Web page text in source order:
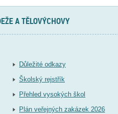
A TĚLOVÝCHOVY
Důležité odkazy
Školský rejstřík
Přehled vysokých škol
Plán veřejných zakázek 2026